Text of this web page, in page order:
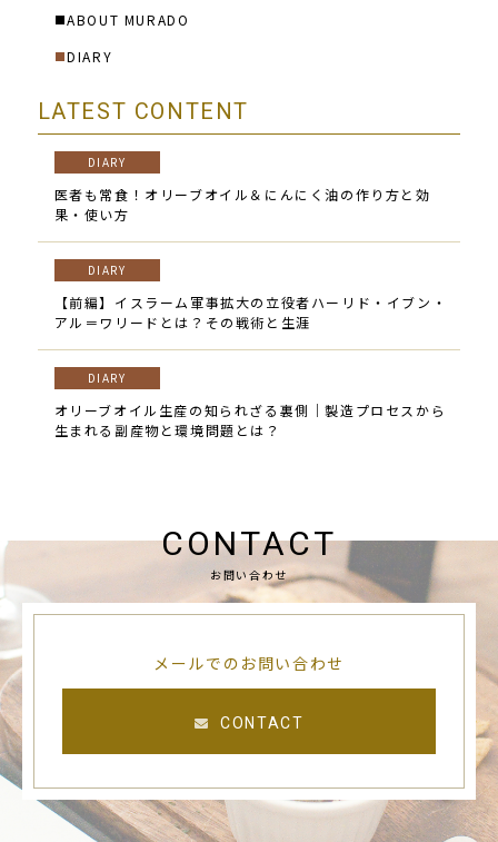
■ABOUT MURADO
■DIARY
LATEST CONTENT
DIARY
医者も常食！オリーブオイル＆にんにく油の作り方と効
果・使い方
DIARY
【前編】イスラーム軍事拡大の立役者ハーリド・イブン・
アル＝ワリードとは？その戦術と生涯
DIARY
オリーブオイル生産の知られざる裏側｜製造プロセスから
生まれる副産物と環境問題とは？
CONTACT
お問い合わせ
メールでのお問い合わせ
CONTACT